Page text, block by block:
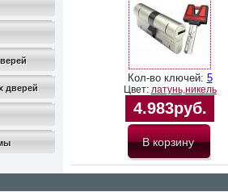
дверей
Кол-во ключей: 5
Цвет: латунь,никель
4.983руб.